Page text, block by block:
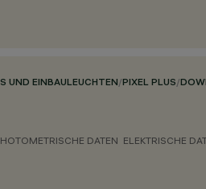
UND EINBAULEUCHTEN/PIXEL PLUS/
DATEN ELEKTRISCHE